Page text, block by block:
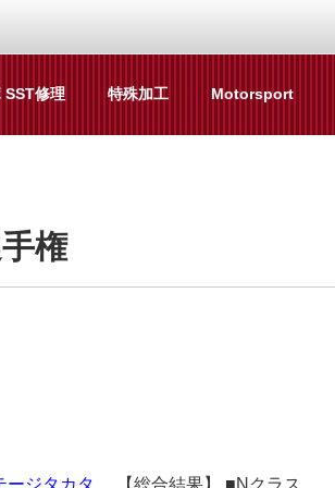
に関することならジャンルフリーでお
SST修理 特殊加工 Motorsport
権